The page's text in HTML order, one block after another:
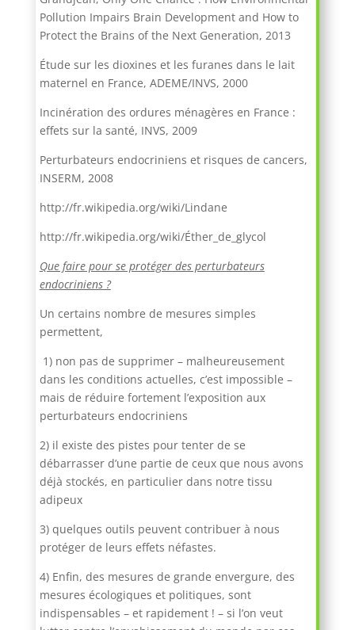
Pollution Impairs Brain Development and How to
Protect the Brains of the Next Generation, 2013
Étude sur les dioxines et les furanes dans le lait
maternel en France, ADEME/INVS, 2000
Incinération des ordures ménagères en France :
effets sur la santé, INVS, 2009
Perturbateurs endocriniens et risques de cancers,
INSERM, 2008
http://fr.wikipedia.org/wiki/Lindane
http://fr.wikipedia.org/wiki/Éther_de_glycol
Que faire pour se protéger des perturbateurs
endocriniens ?
Un certains nombre de mesures simples
permettent,
1) non pas de supprimer – malheureusement
dans les conditions actuelles, c’est impossible –
mais de réduire fortement l’exposition aux
perturbateurs endocriniens
2) il existe des pistes pour tenter de se
débarrasser d’une partie de ceux que nous avons
déjà stockés, en particulier dans notre tissu
adipeux
3) quelques outils peuvent contribuer à nous
protéger de leurs effets néfastes.
4) Enfin, des mesures de grande envergure, des
mesures écologiques et politiques, sont
indispensables – et rapidement ! – si l’on veut